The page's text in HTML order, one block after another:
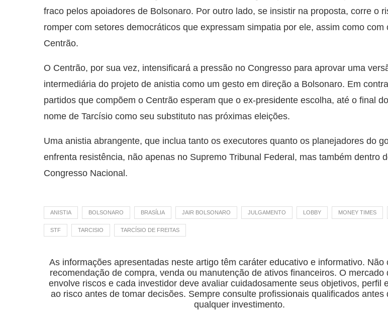
fraco pelos apoiadores de Bolsonaro. Por outro lado, se insistir na proposta, corre o
romper com setores democráticos que expressam simpatia por ele, assim como com
Centrão.
O Centrão, por sua vez, intensificará a pressão no Congresso para aprovar uma
intermediária do projeto de anistia como um gesto em direção a Bolsonaro. Em
partidos que compõem o Centrão esperam que o ex-presidente escolha, até o final
nome de Tarcísio como seu substituto nas próximas eleições.
Uma anistia abrangente, que inclua tanto os executores quanto os planejadores do
enfrenta resistência, não apenas no Supremo Tribunal Federal, mas também dentro
Congresso Nacional.
ANISTIA BOLSONARO BRASÍLIA JAIR BOLSONARO JULGAMENTO LOBBY MONEY TIMES
STF TARCISIO TARCÍSIO DE FREITAS
As informações apresentadas neste artigo têm caráter educativo e informativo. Não
recomendação de compra, venda ou manutenção de ativos financeiros. O mercado
envolve riscos e cada investidor deve avaliar cuidadosamente seus objetivos, perfil
ao risco antes de tomar decisões. Sempre consulte profissionais qualificados antes
qualquer investimento.